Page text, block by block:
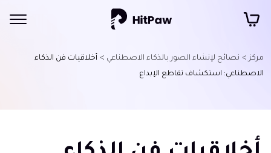
مركز > نصائح لإنشاء الصور بالذكاء الاصطناعي > أخلاقيات فن الذكاء
الاصطناعي: استكشاف تقاطع الإبداع